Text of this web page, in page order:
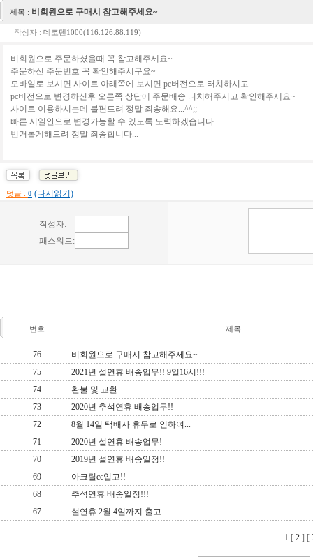
제목 : 비회원으로 구매시 참고해주세요~
작성자 : 데코덴1000(116.126.88.119)
비회원으로 주문하셨을때 꼭 참고해주세요~
주문하신 주문번호 꼭 확인해주시구요~
모바일로 보시면 사이트 아래쪽에 보시면 pc버전으로 터치하시고
pc버전으로 변경하신후 오른쪽 상단에 주문배송 터치해주시고 확인해주세요~
사이트 이용하시는데 불편드려 정말 죄송해요...^^;;
빠른 시일안으로 변경가능할 수 있도록 노력하겠습니다.
번거롭게해드려 정말 죄송합니다...
덧글 : 0 (다시읽기)
번호 제목
76
비회원으로 구매시 참고해주세요~
75
2021년 설연휴 배송업무!! 9일16시!!!
74
환불 및 교환...
73
2020년 추석연휴 배송업무!!
72
8월 14일 택배사 휴무로 인하여...
71
2020년 설연휴 배송업무!
70
2019년 설연휴 배송일정!!
69
아크릴cc입고!!
68
추석연휴 배송일정!!!
67
설연휴 2월 4일까지 출고...
1 [ 2] [